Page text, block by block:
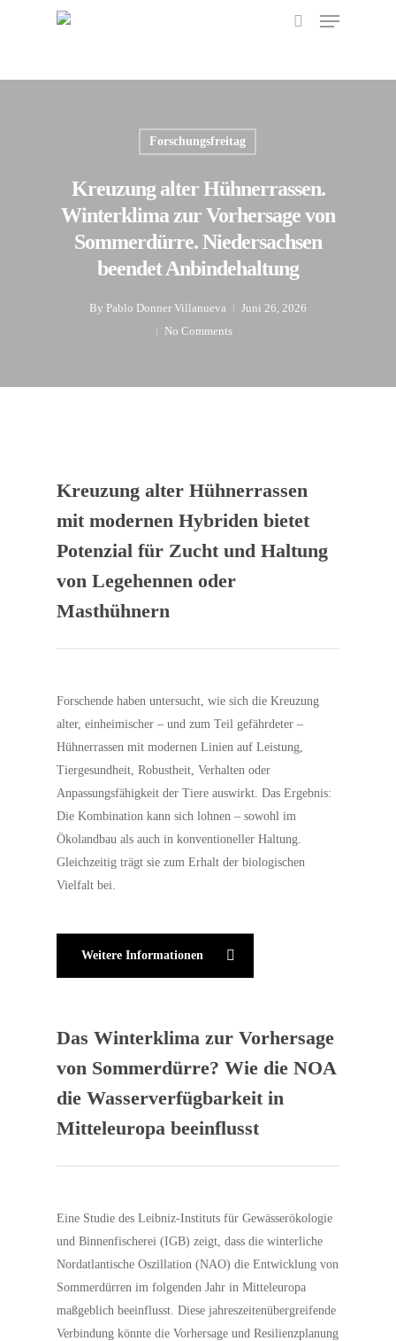
content
Menu
Forschungsfreitag
Kreuzung alter Hühnerrassen.
Winterklima zur Vorhersage von
Sommerdürre. Niedersachsen
beendet Anbindehaltung
By Pablo Donner Villanueva
Juni 26, 2026
No Comments
Kreuzung alter Hühnerrassen
mit modernen Hybriden bietet
Potenzial für Zucht und Haltung
von Legehennen oder
Masthühnern
Forschende haben untersucht, wie sich die Kreuzung
alter, einheimischer – und zum Teil gefährdeter –
Hühnerrassen mit modernen Linien auf Leistung,
Tiergesundheit, Robustheit, Verhalten oder
Anpassungsfähigkeit der Tiere auswirkt. Das Ergebnis:
Die Kombination kann sich lohnen – sowohl im
Ökolandbau als auch in konventioneller Haltung.
Gleichzeitig trägt sie zum Erhalt der biologischen
Vielfalt bei.
Weitere Informationen
Das Winterklima zur Vorhersage
von Sommerdürre? Wie die NOA
die Wasserverfügbarkeit in
Mitteleuropa beeinflusst
Eine Studie des Leibniz-Instituts für Gewässerökologie
und Binnenfischerei (IGB) zeigt, dass die winterliche
Nordatlantische Oszillation (NAO) die Entwicklung von
Sommerdürren im folgenden Jahr in Mitteleuropa
maßgeblich beeinflusst. Diese jahreszeitenübergreifende
Verbindung könnte die Vorhersage und Resilienzplanung